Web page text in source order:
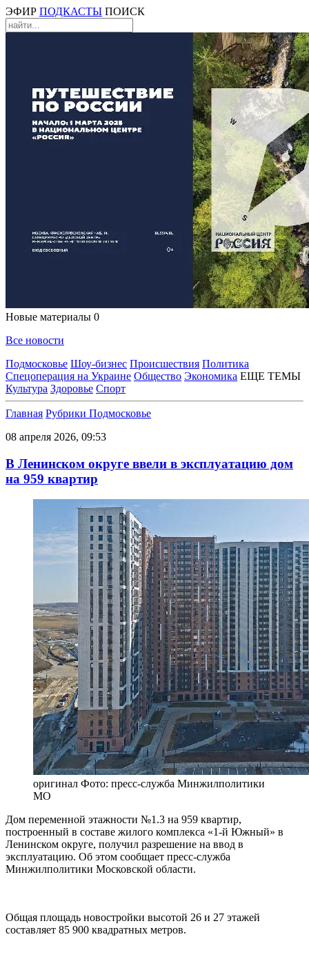
ЭФИР ПОДКАСТЫ ПОИСК
Новые материалы 0
Все новости
Подмосковье Шоу-бизнес Происшествия Политика
Спецоперация на Украине Общество Экономика ЕЩЕ ТЕМЫ
Культура Здоровье Спорт
Главная Рубрики Подмосковье
08 апреля 2026, 09:53
В Ленинском округе ввели в эксплуатацию дом
на 959 квартир
оригинал Фото: пресс-служба Минжилполитики
МО
Дом переменной этажности №1.3 на 959 квартир,
построенный в составе жилого комплекса «1-й Южный» в
Ленинском округе, получил разрешение на ввод в
эксплуатацию. Об этом сообщает пресс-служба
Минжилполитики Московской области.
Общая площадь новостройки высотой 26 и 27 этажей
составляет 85 900 квадратных метров.